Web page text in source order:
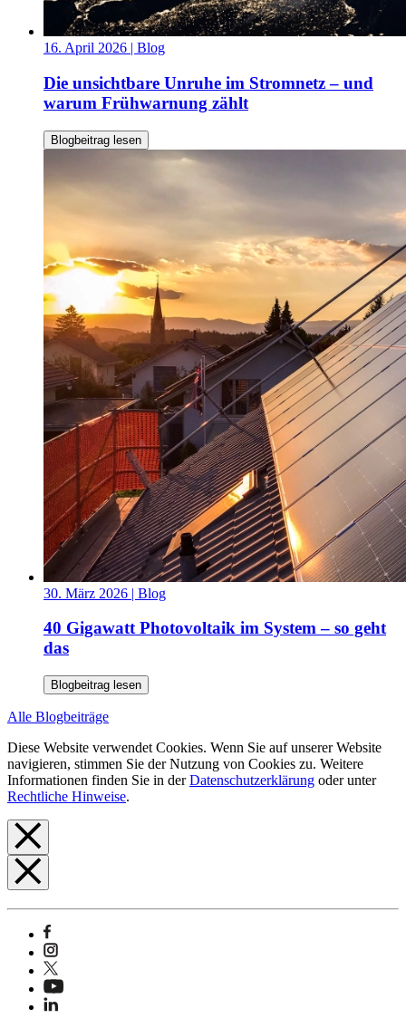
16. April 2026 | Blog
Die unsichtbare Unruhe im Stromnetz – und
warum Frühwarnung zählt
Blogbeitrag lesen
30. März 2026 | Blog
40 Gigawatt Photovoltaik im System – so geht
das
Blogbeitrag lesen
Alle Blogbeiträge
Diese Website verwendet Cookies. Wenn Sie auf unserer Website
navigieren, stimmen Sie der Nutzung von Cookies zu. Weitere
Informationen finden Sie in derDatenschutzerklärung oder unter
Rechtliche Hinweise.